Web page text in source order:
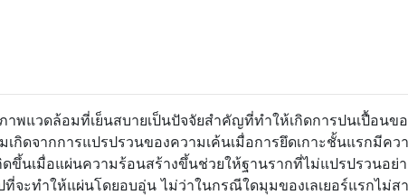
าพแวดล้อมที่เย็นสบายเป็นปัจจัยสำคัญที่ทำให้เกิดการปนเปื้อน
เกิดจากการแปรปรวนของความเค้นเมื่อการยึดเกาะชั้นแรกมีค
ดขึ้นเมื่อแผ่นความร้อนสร้างขึ้นช่วยให้ฐานรากที่ไม่แปรปรวนอย่
ที่จะทำให้แผ่นโดยอบอุ่น ไม่ว่าในกรณีใดมุมของเลเยอร์แรกไม่